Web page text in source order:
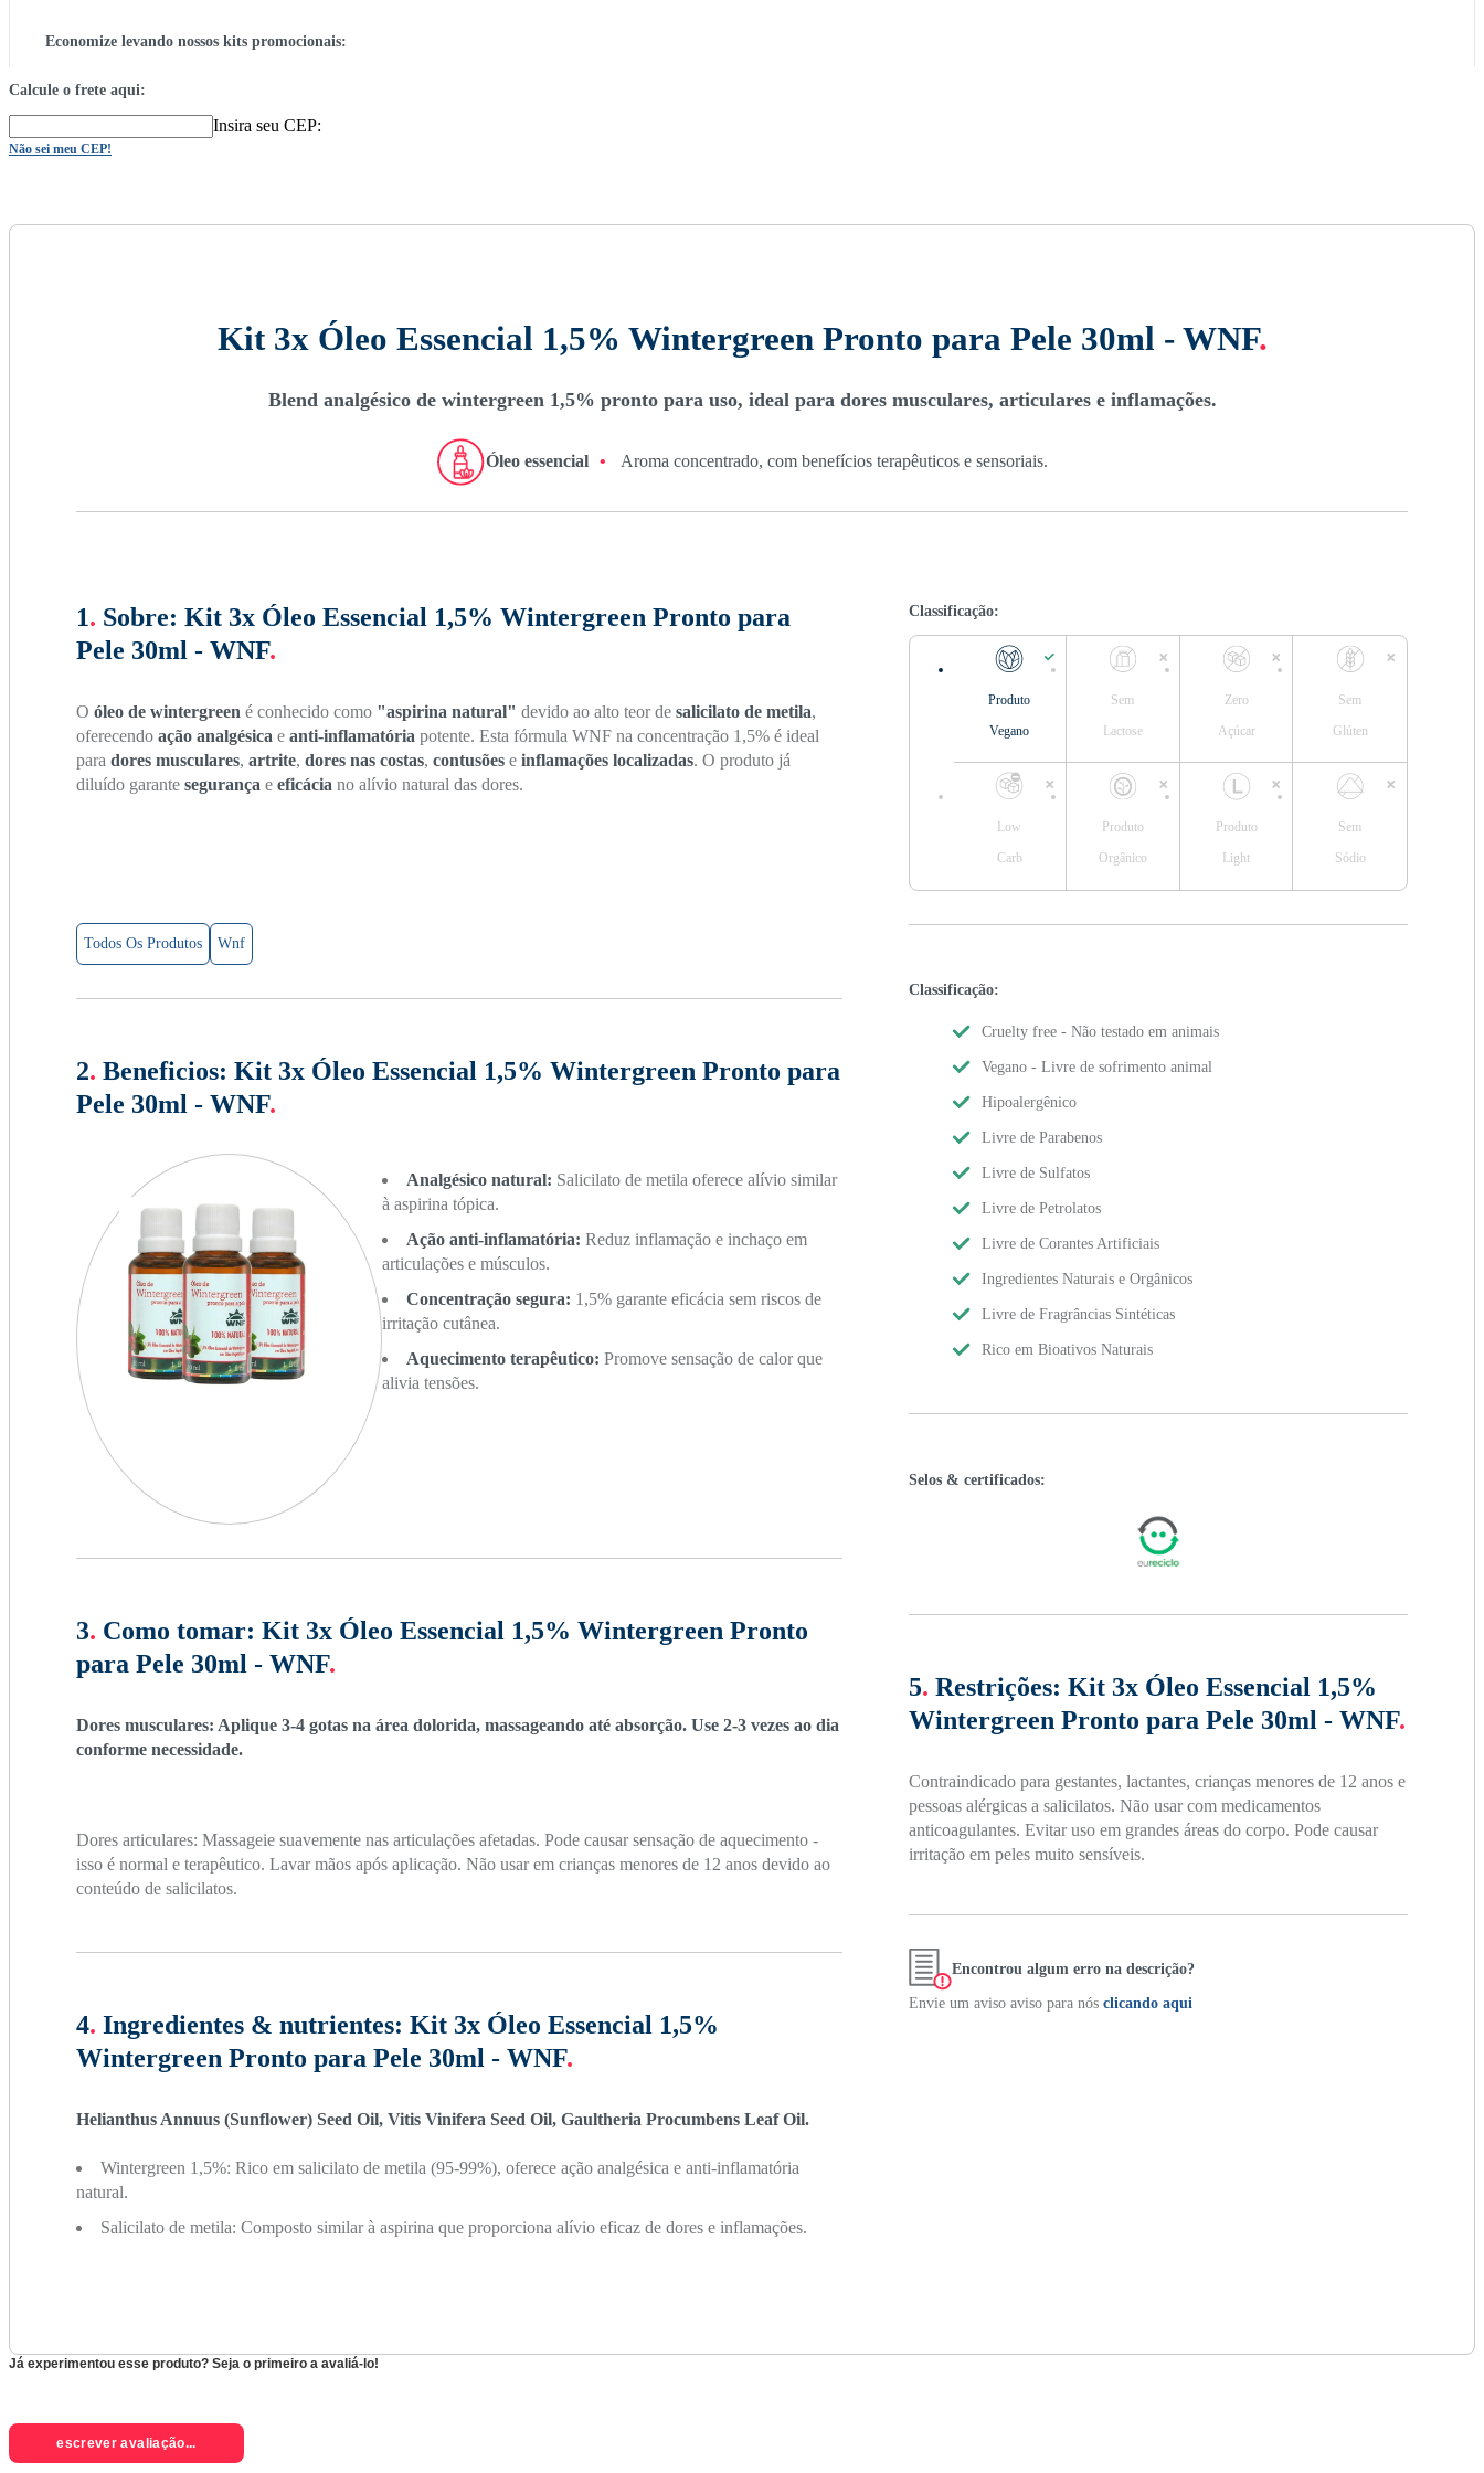
Economize levando nossos kits promocionais:
Calcule o frete aqui:
Insira seu CEP:
Não sei meu CEP!
Kit 3x Óleo Essencial 1,5% Wintergreen Pronto para Pele 30ml - WNF.
Blend analgésico de wintergreen 1,5% pronto para uso, ideal para dores musculares, articulares e inflamações.
Óleo essencial • Aroma concentrado, com benefícios terapêuticos e sensoriais.
1. Sobre: Kit 3x Óleo Essencial 1,5% Wintergreen Pronto para
Pele 30ml - WNF.
O óleo de wintergreen é conhecido como "aspirina natural" devido ao alto teor de salicilato de metila,
oferecendo ação analgésica e anti-inflamatória potente. Esta fórmula WNF na concentração 1,5% é ideal
para dores musculares, artrite, dores nas costas, contusões e inflamações localizadas. O produto já
diluído garante segurança e eficácia no alívio natural das dores.
Todos Os Produtos Wnf
2. Beneficios: Kit 3x Óleo Essencial 1,5% Wintergreen Pronto para
Pele 30ml - WNF.
Analgésico natural: Salicilato de metila oferece alívio similar
à aspirina tópica.
Ação anti-inflamatória: Reduz inflamação e inchaço em
articulações e músculos.
Concentração segura: 1,5% garante eficácia sem riscos de
irritação cutânea.
Aquecimento terapêutico: Promove sensação de calor que
alivia tensões.
3. Como tomar: Kit 3x Óleo Essencial 1,5% Wintergreen Pronto
para Pele 30ml - WNF.
Dores musculares: Aplique 3-4 gotas na área dolorida, massageando até absorção. Use 2-3 vezes ao dia
conforme necessidade.
Dores articulares: Massageie suavemente nas articulações afetadas. Pode causar sensação de aquecimento -
isso é normal e terapêutico. Lavar mãos após aplicação. Não usar em crianças menores de 12 anos devido ao
conteúdo de salicilatos.
4. Ingredientes & nutrientes: Kit 3x Óleo Essencial 1,5%
Wintergreen Pronto para Pele 30ml - WNF.
Helianthus Annuus (Sunflower) Seed Oil, Vitis Vinifera Seed Oil, Gaultheria Procumbens Leaf Oil.
Wintergreen 1,5%: Rico em salicilato de metila (95-99%), oferece ação analgésica e anti-inflamatória
natural.
Salicilato de metila: Composto similar à aspirina que proporciona alívio eficaz de dores e inflamações.
Classificação:
Produto
Vegano
Sem
Lactose
Zero
Açúcar
Sem
Glúten
Low
Carb
Produto
Orgânico
Produto
Light
Sem
Sódio
Classificação:
Cruelty free - Não testado em animais
Vegano - Livre de sofrimento animal
Hipoalergênico
Livre de Parabenos
Livre de Sulfatos
Livre de Petrolatos
Livre de Corantes Artificiais
Ingredientes Naturais e Orgânicos
Livre de Fragrâncias Sintéticas
Rico em Bioativos Naturais
Selos & certificados:
5. Restrições: Kit 3x Óleo Essencial 1,5%
Wintergreen Pronto para Pele 30ml - WNF.
Contraindicado para gestantes, lactantes, crianças menores de 12 anos e
pessoas alérgicas a salicilatos. Não usar com medicamentos
anticoagulantes. Evitar uso em grandes áreas do corpo. Pode causar
irritação em peles muito sensíveis.
Encontrou algum erro na descrição?
Envie um aviso aviso para nós clicando aqui
Já experimentou esse produto? Seja o primeiro a avaliá-lo!
escrever avaliação...